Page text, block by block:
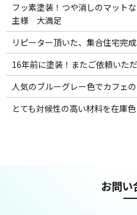
フッ素塗装！つや消しのマット
主様 大満足
リピーター頂いた、集合住宅完
16年前に塗装！またご依頼いただ
人気のブルーグレー色でカフェ
とても対候性の高い材料を在庫
お問い